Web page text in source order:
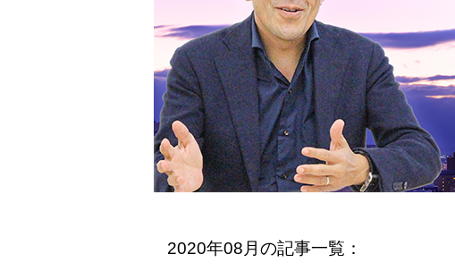
2020年08月の記事一覧：